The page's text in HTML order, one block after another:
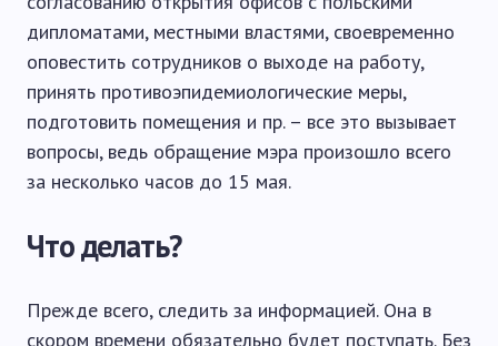
дипломатами, местными властями, своевременно
оповестить сотрудников о выходе на работу,
принять противоэпидемиологические меры,
подготовить помещения и пр. – все это вызывает
вопросы, ведь обращение мэра произошло всего
за несколько часов до 15 мая.
Что делать?
Прежде всего, следить за информацией. Она в
скором времени обязательно будет поступать. Без